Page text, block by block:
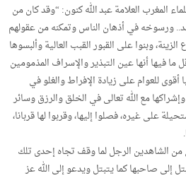
المغرب العلامة عبد الله كنون: “وقد كان من
ورسوخه في أذهان الناس وتمكنه من عقولهم
وبنوا على القبور القبب العالية وألبسوها
ما فيها أنها عين التبذير والإسراف المذمومين
للعوام على زيادة الإفراط والغلو في
مع الله تعالى في الخلق والرزق وسائر
على غيره، فصلوا إليها، وقربوا لها قربانا،
الشاهدين الرجل لما وقف تجاه إحدى تلك
صاحبها كما يتبتل ويدعو إلى الله عز